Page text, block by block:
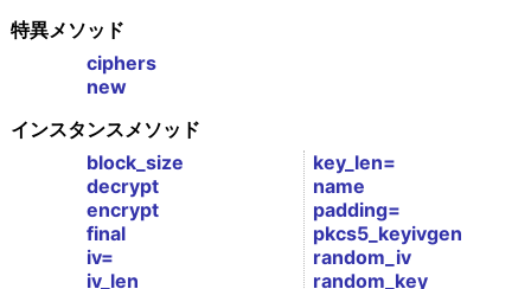
特異メソッド
ciphers
new
インスタンスメソッド
block_size
decrypt
encrypt
final
iv=
iv_len
key_len=
name
padding=
pkcs5_keyivgen
random_iv
random_key